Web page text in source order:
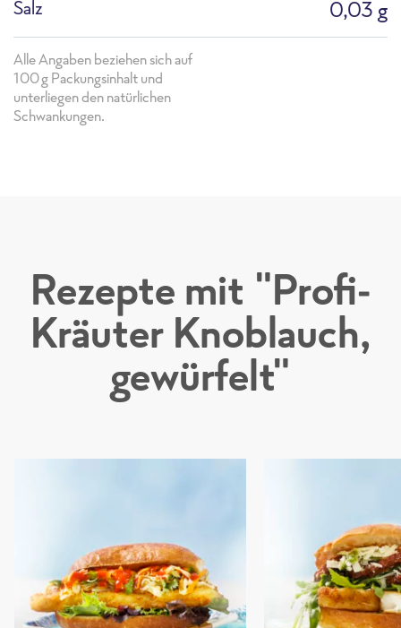
Salz 0,03 g
Alle Angaben beziehen sich auf
100g Packungsinhalt und
unterliegen den natürlichen
Schwankungen.
PS_F1866G Profi-Kräuter Knoblauch, gewürfe
Rezepte mit "Profi-
Kräuter Knoblauch,
gewürfelt"